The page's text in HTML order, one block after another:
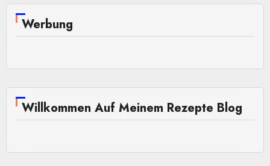
Werbung
Willkommen Auf Meinem Rezepte Blog